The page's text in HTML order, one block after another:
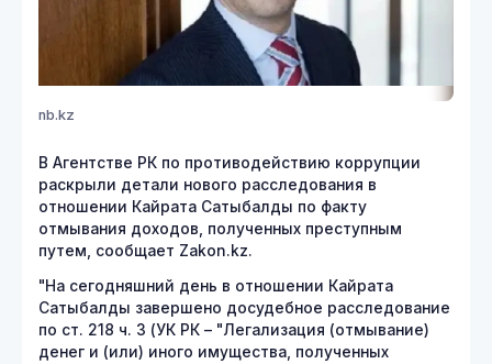
nb.kz
В Агентстве РК по противодействию коррупции
раскрыли детали нового расследования в
отношении Кайрата Сатыбалды по факту
отмывания доходов, полученных преступным
путем, сообщает Zakon.kz.
"На сегодняшний день в отношении Кайрата
Сатыбалды завершено досудебное расследование
по ст. 218 ч. 3 (УК РК – "Легализация (отмывание)
денег и (или) иного имущества, полученных